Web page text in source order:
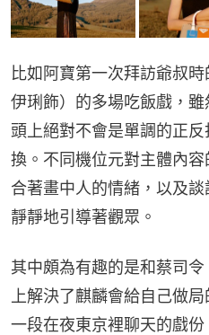
比如阿寶第一次拜訪爺叔
伊琍飾）的多場吃飯戲，
頭上絕對不會是單調的正
換。不同機位元對主體內
合著畫中人的情緒，以及
靜靜地引導著觀眾。
其中頗為有趣的是和蔡司
上解決了麒麟會給自己做
一段在夜東京裡聊天的戲